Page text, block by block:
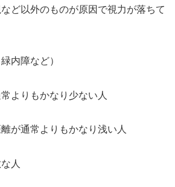
ど以外のものが原因で視力が落ちて
内障など）
よりもかなり少ない人
が通常よりもかなり浅い人
人